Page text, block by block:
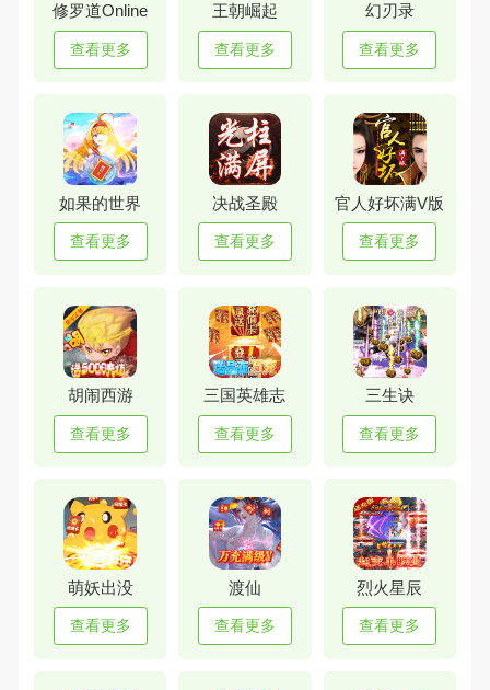
修罗道Online
查看更多
王朝崛起
查看更多
幻刃录
查看更多
如果的世界
查看更多
决战圣殿
查看更多
官人好坏满V版
查看更多
胡闹西游
查看更多
三国英雄志
查看更多
三生诀
查看更多
萌妖出没
查看更多
渡仙
查看更多
烈火星辰
查看更多